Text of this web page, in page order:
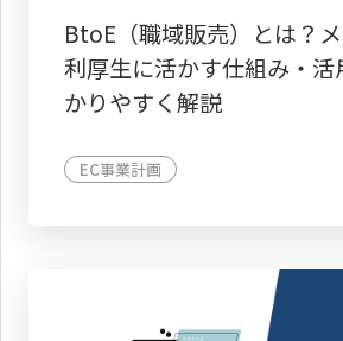
BtoE（職域販売）とは？
利厚生に活かす仕組み・活
かりやすく解説
EC事業計画